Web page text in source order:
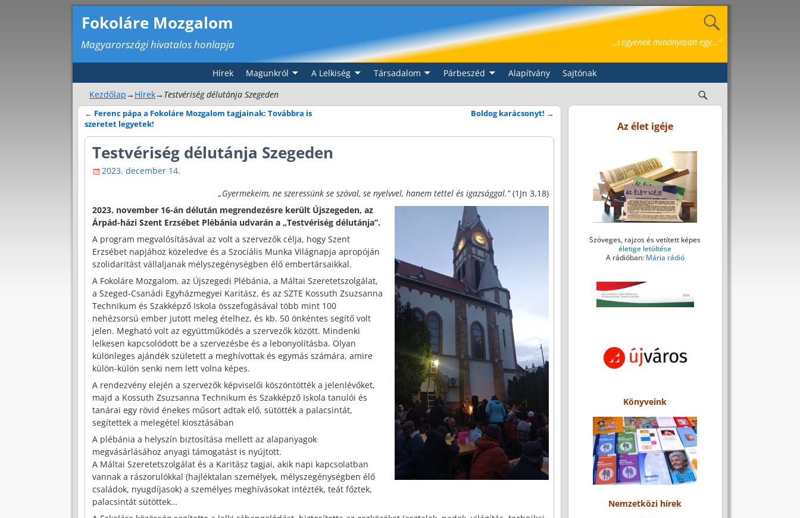
Fokoláre Mozgalom
Magyarországi hivatalos honlapja „Legyenek mindnyájan egy..."
Hírek Magunkról A Lelkiség Társadalom Párbeszéd Alapítvány
Sajtónak
Kezdőlap→ Hírek→ Testvériség délutánja Szegeden
Bejegyzés navigáció
← Ferenc pápa a Fokoláre Mozgalom tagjainak: Továbbra is
szeretet legyetek!
Boldog karácsonyt! →
Testvériség délutánja Szegeden
2023. december 14.
„Gyermekeim, ne szeressünk se szóval, se nyelvvel, hanem tettel és igazsággal.”(1Jn 3,18)
2023. november 16-án délután megrendezésre került Újszegeden, az
Árpád-házi Szent Erzsébet Plébánia udvarán a „Testvériség délutánja”.
A program megvalósításával az volt a szervezők célja, hogy Szent
Erzsébet napjához közeledve és a Szociális Munka Világnapja apropóján
szolidaritást vállaljanak mélyszegénységben élő embertársaikkal.
A Fokoláre Mozgalom, az Újszegedi Plébánia, a Máltai Szeretetszolgálat,
a Szeged-Csanádi Egyházmegyei Karitász, és az SZTE Kossuth Zsuzsanna
Technikum és Szakképző Iskola összefogásával több mint 100
nehézsorsú ember jutott meleg ételhez, és kb. 50 önkéntes segítő volt
jelen. Megható volt az együttműködés a szervezők között. Mindenki
lelkesen kapcsolódott be a szervezésbe és a lebonyolításba. Olyan
különleges ajándék született a meghívottak és egymás számára, amire
külön-külön senki nem lett volna képes.
A rendezvény elején a szervezők képviselői köszöntötték a jelenlévőket,
majd a Kossuth Zsuzsanna Technikum és Szakképző Iskola tanulói és
tanárai egy rövid énekes műsort adtak elő, sütötték a palacsintát,
segítettek a melegétel kiosztásában
A plébánia a helyszín biztosítása mellett az alapanyagok
megvásárlásához anyagi támogatást is nyújtott.
A Máltai Szeretetszolgálat és a Karitász tagjai, akik napi kapcsolatban
vannak a rászorulókkal (hajléktalan személyek, mélyszegénységben élő
családok, nyugdíjasok) a személyes meghívásokat intézték, teát főztek,
palacsintát sütöttek…
Az élet igéje
Szöveges, rajzos és vetített képes
életige letöltése
A rádióban: Mária rádió
Könyveink
Nemzetközi hírek